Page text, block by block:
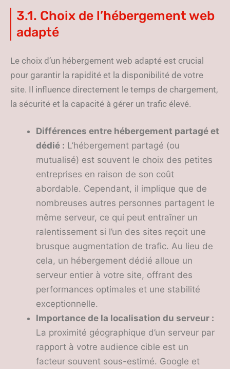
3.1. Choix de l’hébergement web
adapté
Le choix d’un hébergement web adapté est crucial
pour garantir la rapidité et la disponibilité de votre
site. Il influence directement le temps de chargement,
la sécurité et la capacité à gérer un trafic élevé.
Différences entre hébergement partagé et
dédié : L’hébergement partagé (ou
mutualisé) est souvent le choix des petites
entreprises en raison de son coût
abordable. Cependant, il implique que de
nombreuses autres personnes partagent le
même serveur, ce qui peut entraîner un
ralentissement si l’un des sites reçoit une
brusque augmentation de trafic. Au lieu de
cela, un hébergement dédié alloue un
serveur entier à votre site, offrant des
performances optimales et une stabilité
exceptionnelle.
Importance de la localisation du serveur :
La proximité géographique d’un serveur par
rapport à votre audience cible est un
facteur souvent sous-estimé. Google et